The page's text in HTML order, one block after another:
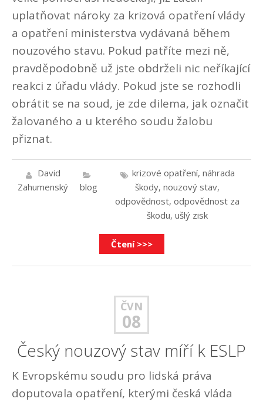
uplatňovat nároky za krizová opatření vlády
a opatření ministerstva vydávaná během
nouzového stavu. Pokud patříte mezi ně,
pravděpodobně už jste obdrželi nic neříkající
reakci z úřadu vlády. Pokud jste se rozhodli
obrátit se na soud, je zde dilema, jak označit
žalovaného a u kterého soudu žalobu
přiznat.
David
Zahumenský
blog
krizové opatření, náhrada
škody, nouzový stav,
odpovědnost, odpovědnost za
škodu, ušlý zisk
Čtení >>>
ČVN
08
Český nouzový stav míří k ESLP
K Evropskému soudu pro lidská práva
doputovala opatření, kterými česká vláda